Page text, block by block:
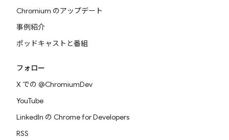
Chromium のアップデート
事例紹介
ポッドキャストと番組
フォロー
X での @ChromiumDev
YouTube
LinkedIn の Chrome for Developers
RSS